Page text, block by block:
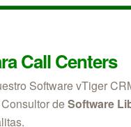
Call Centers
Software vTiger
deSoftware